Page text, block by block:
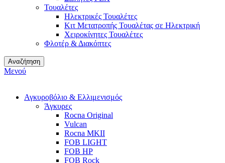
Τουαλέτες
Ηλεκτρικές Τουαλέτες
Κιτ Μετατροπής Τουαλέτας σε Ηλεκτρική
Χειροκίνητες Τουαλέτες
Φλοτέρ & Διακόπτες
Αναζήτηση
Μενού
Αγκυροβόλιο & Ελλιμενισμός
Άγκυρες
Rocna Original
Vulcan
Rocna MKII
FOB LIGHT
FOB HP
FOB Rock